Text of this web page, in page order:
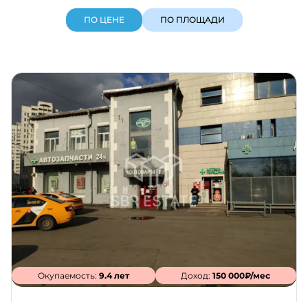
ПО ЦЕНЕ ПО ПЛОЩАДИ
Окупаемость: 9.4 лет Доход:150 000₽/мес